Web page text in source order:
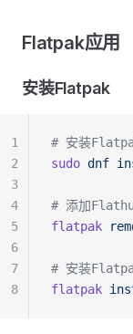
Flatpak应用
安装Flatpak
# 安装
sudo dnf
# 添加
flatpak
# 安装
flatpak
1
2
3
4
5
6
7
8